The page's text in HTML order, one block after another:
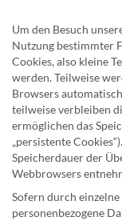
Um den Besuch
Nutzung bestimmter
Cookies, also kleine
werden. Teilweise
Browsers
teilweise verbleiben
ermöglichen das
„persistente
Speicherdauer der
Webbrowsers
Sofern durch einzelne
personenbezogene